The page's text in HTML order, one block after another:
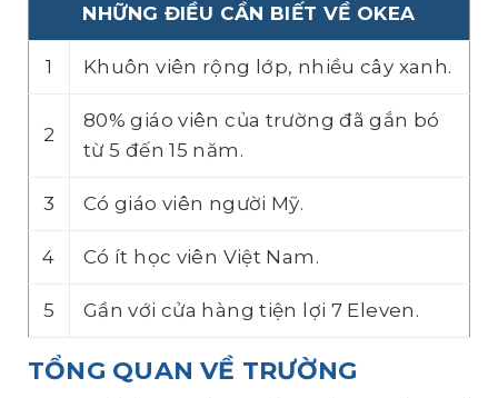
NHỮNG ĐIỀU CẦN BIẾT VỀ OKEA
1 Khuôn viên rộng lớp, nhiều cây xanh.
2
80% giáo viên của trường đã gắn bó
từ 5 đến 15 năm.
3 Có giáo viên người Mỹ.
4 Có ít học viên Việt Nam.
5 Gần với cửa hàng tiện lợi 7 Eleven.
TỔNG QUAN VỀ TRƯỜNG